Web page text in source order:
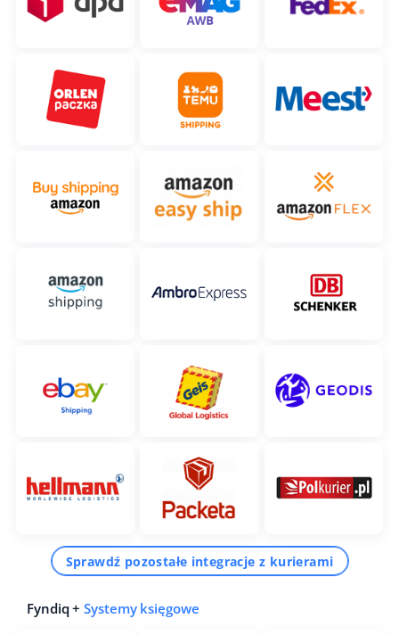
Sprawdź pozostałe integracje z kurierami
Fyndiq +Systemy księgowe